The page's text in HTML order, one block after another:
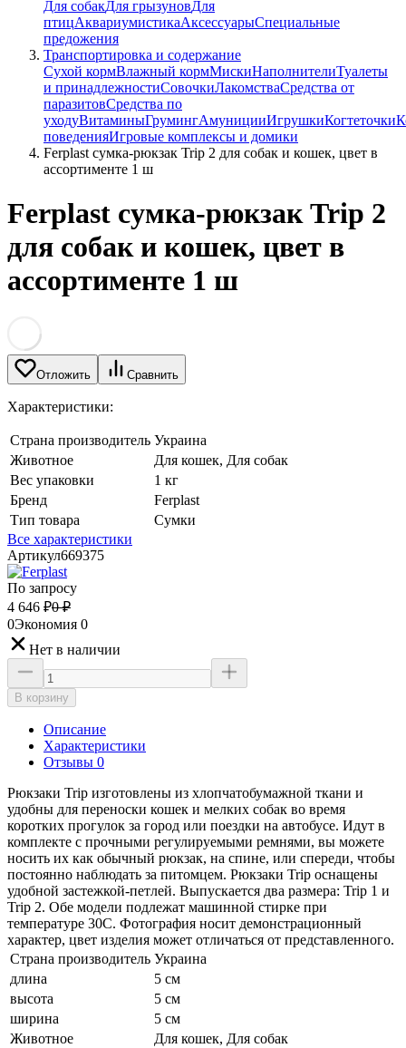
Для собакДля грызуновДля
птицАквариумистикаАксессуарыСпециальные
предожения
Транспортировка и содержание
Сухой кормВлажный кормМискиНаполнителиТуалеты
и принадлежностиСовочкиЛакомстваСредства от
паразитовСредства по
уходуВитаминыГрумингАмуницииИгрушкиКогтеточки
поведенияИгровые комплексы и домики
Ferplast сумка-рюкзак Trip 2 для собак и кошек, цвет в
ассортименте 1 ш
Ferplast сумка-рюкзак Trip 2
для собак и кошек, цвет в
ассортименте 1 ш
Отложить Сравнить
Характеристики:
Страна производитель Украина
Животное
Для кошек, Для собак
Вес упаковки
1 кг
Бренд
Ferplast
Тип товара
Сумки
Все характеристики
Артикул669375
По запросу
4 646 ₽0 ₽
0Экономия 0
Нет в наличии
В корзину
Описание
Характеристики
Отзывы 0
Рюкзаки Trip изготовлены из хлопчатобумажной ткани и
удобны для переноски кошек и мелких собак во время
коротких прогулок за город или поездки на автобусе. Идут в
комплекте с прочными регулируемыми ремнями, вы можете
носить их как обычный рюкзак, на спине, или спереди, чтобы
постоянно наблюдать за питомцем. Рюкзаки Trip оснащены
удобной застежкой-петлей. Выпускается два размера: Trip 1 и
Trip 2. Обе модели подлежат машинной стирке при
температуре 30С. Фотография носит демонстрационный
характер, цвет изделия может отличаться от представленного.
Страна производитель Украина
длина
5 см
высота
5 см
ширина
5 см
Животное
Для кошек, Для собак